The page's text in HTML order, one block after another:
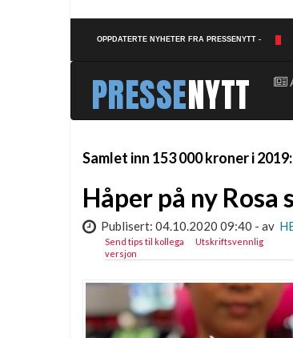
OPPDATERTE NYHETER FRA PRESSENYTT - TIL FRI
PRESSENYTT
Samlet inn 153 000 kroner i 2019:
Håper på ny
Publisert: 04.10.2020 09:40 - av
Send tips til kollega
Utskriftsvennlig
versjon